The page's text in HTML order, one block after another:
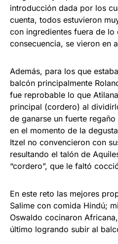
introducción dada por los
cuenta, todos estuvieron
con ingredientes fuera de lo
consecuencia, se vieron en
Además, para los que
balcón principalmente
fue reprobable lo que
principal (cordero) al
de ganarse un fuerte
en el momento de la
Itzel no convencieron con
resultando el talón de
“cordero”, que le faltó
En este reto las mejores
Salime con comida Hindú;
Oswaldo cocinaron
último logrando subir al